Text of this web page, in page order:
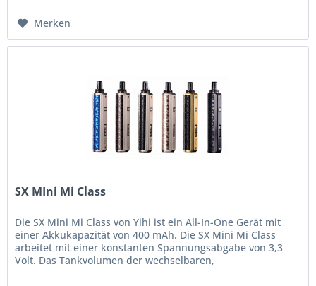
Merken
SX MIni Mi Class
Die SX Mini Mi Class von Yihi ist ein All-In-One Gerät mit
einer Akkukapazität von 400 mAh. Die SX Mini Mi Class
arbeitet mit einer konstanten Spannungsabgabe von 3,3
Volt. Das Tankvolumen der wechselbaren,